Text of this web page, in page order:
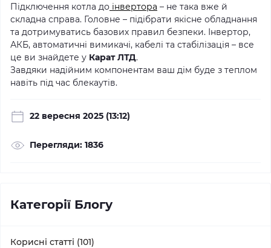
Підключення котла до інвертора – не така вже й
складна справа. Головне – підібрати якісне обладнання
та дотримуватись базових правил безпеки. Інвертор,
АКБ, автоматичні вимикачі, кабелі та стабілізація – все
це ви знайдете у Карат ЛТД.
Завдяки надійним компонентам ваш дім буде з теплом
навіть під час блекаутів.
22 вересня 2025 (13:12)
Перегляди: 1836
Категорії Блогу
Корисні статті (101)